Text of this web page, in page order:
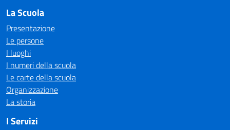
La Scuola
Presentazione
Le persone
I luoghi
I numeri della scuola
Le carte della scuola
Organizzazione
La storia
I Servizi